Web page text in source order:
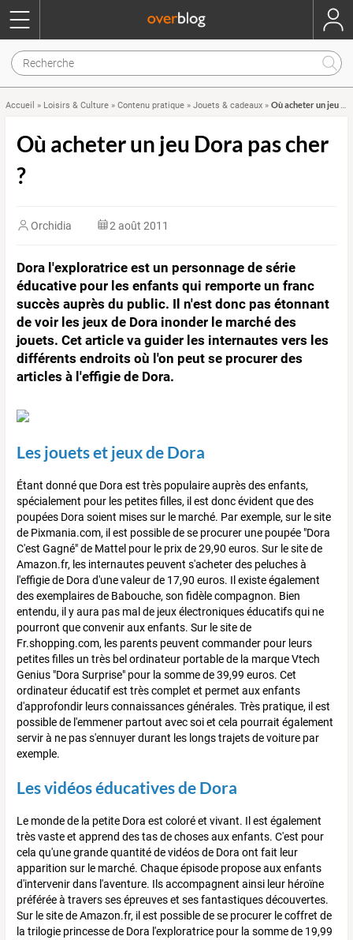
Accueil » Loisirs & Culture » Contenu pratique » Jouets & cadeaux » Où acheter un jeu Dora pas cher ?
Où acheter un jeu Dora pas cher
?
Orchidia 2 août 2011
Dora l'exploratrice est un personnage de série
éducative pour les enfants qui remporte un franc
succès auprès du public. Il n'est donc pas étonnant
de voir les jeux de Dora inonder le marché des
jouets. Cet article va guider les internautes vers les
différents endroits où l'on peut se procurer des
articles à l'effigie de Dora.
Les jouets et jeux de Dora
Étant donné que Dora est très populaire auprès des enfants,
spécialement pour les petites filles, il est donc évident que des
poupées Dora soient mises sur le marché. Par exemple, sur le site
de Pixmania.com, il est possible de se procurer une poupée "Dora
C'est Gagné" de Mattel pour le prix de 29,90 euros. Sur le site de
Amazon.fr, les internautes peuvent s'acheter des peluches à
l'effigie de Dora d'une valeur de 17,90 euros. Il existe également
des exemplaires de Babouche, son fidèle compagnon. Bien
entendu, il y aura pas mal de jeux électroniques éducatifs qui ne
pourront que convenir aux enfants. Sur le site de
Fr.shopping.com, les parents peuvent commander pour leurs
petites filles un très bel ordinateur portable de la marque Vtech
Genius "Dora Surprise" pour la somme de 39,99 euros. Cet
ordinateur éducatif est très complet et permet aux enfants
d'approfondir leurs connaissances générales. Très pratique, il est
possible de l'emmener partout avec soi et cela pourrait également
servir à ne pas s'ennuyer durant les longs trajets de voiture par
exemple.
Les vidéos éducatives de Dora
Le monde de la petite Dora est coloré et vivant. Il est également
très vaste et apprend des tas de choses aux enfants. C'est pour
cela qu'une grande quantité de vidéos de Dora ont fait leur
apparition sur le marché. Chaque épisode propose aux enfants
d'intervenir dans l'aventure. Ils accompagnent ainsi leur héroïne
préférée à travers ses épreuves et ses fantastiques découvertes.
Sur le site de Amazon.fr, il est possible de se procurer le coffret de
la trilogie princesse de Dora l'exploratrice pour la somme de 19,99